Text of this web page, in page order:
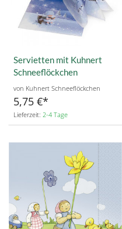
Servietten mit Kuhnert
Schneeflöckchen
von Kuhnert Schneeflöckchen
5,75 €
Lieferzeit: 2-4 Tage